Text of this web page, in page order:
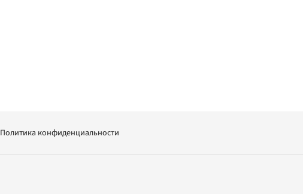
Политика конфиденциальности